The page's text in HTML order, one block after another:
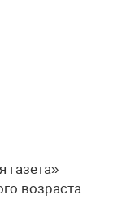
газета»
возраста